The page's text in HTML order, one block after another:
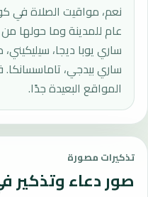
نعم، مواقيت الصلاة في
عام للمدينة وما حولها
ساري يوبا ديجا،
ساري بيدجي،
المواقع البعيدة جدًا.
تذكيرات مصورة
صور دعاء وتذكير